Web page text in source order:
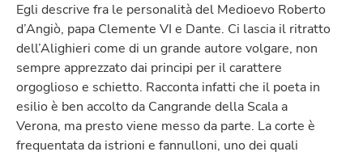
Egli descrive fra le personalità del Medioevo Roberto
d’Angiò, papa Clemente VI e Dante. Ci lascia il ritratto
dell’Alighieri come di un grande autore volgare, non
sempre apprezzato dai principi per il carattere
orgoglioso e schietto. Racconta infatti che il poeta in
esilio è ben accolto da Cangrande della Scala a
Verona, ma presto viene messo da parte. La corte è
frequentata da istrioni e fannulloni, uno dei quali